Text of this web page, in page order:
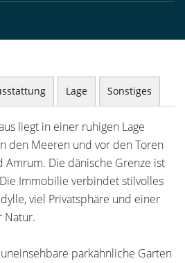
Lage Sonstiges
liegt in einer ruhigen Lage
den Meeren und vor den Toren
Amrum. Die dänische Grenze ist
Immobilie verbindet stilvolles
viel Privatsphäre und einer
Natur.
parkähnliche Garten